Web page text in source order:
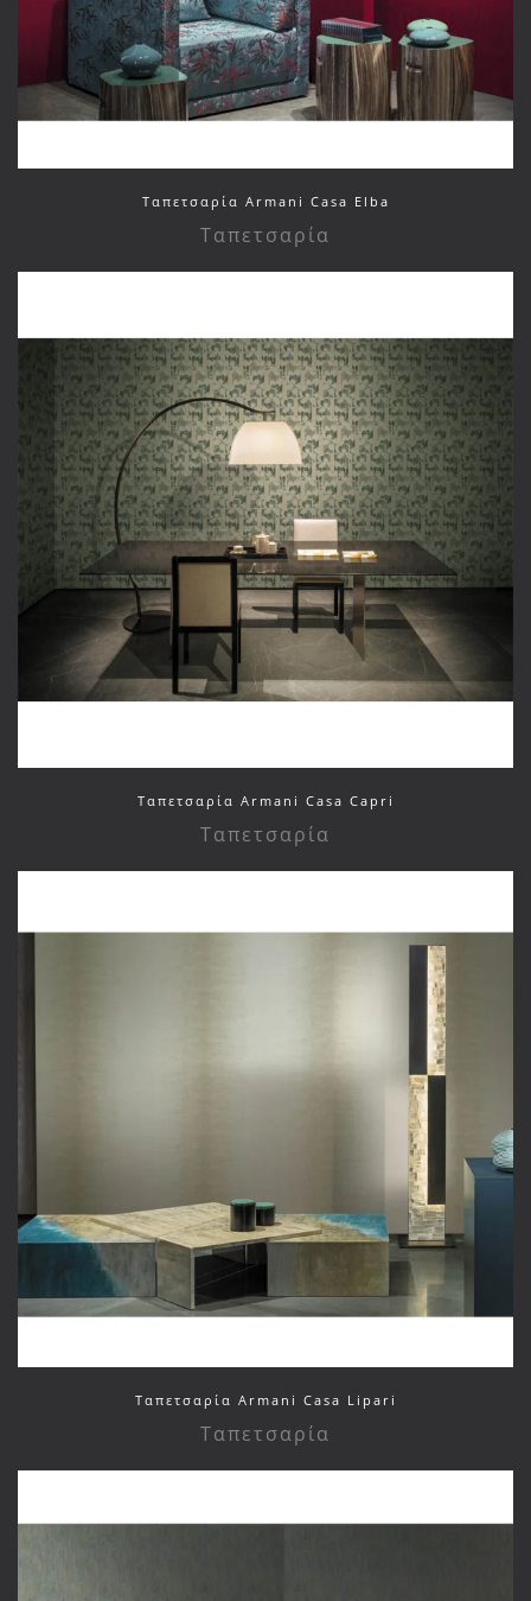
Ταπετσαρία Armani Casa Elba
Ταπετσαρία
Ταπετσαρία Armani Casa Capri
Ταπετσαρία
Ταπετσαρία Armani Casa Lipari
Ταπετσαρία